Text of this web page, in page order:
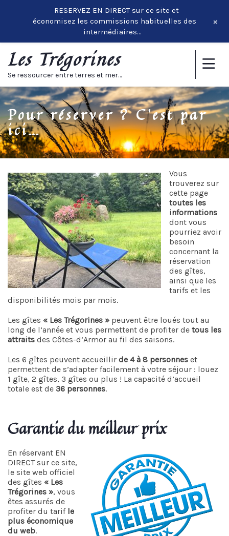
Les Trégorines
Se ressourcer entre terres et mer…
Pour réserver ? C’est par
ici…
Vous
trouverez sur
cette page
toutes les
informations
dont vous
pourriez avoir
besoin
concernant la
réservation
des gîtes,
ainsi que les
tarifs et les
disponibilités mois par mois.
Les gîtes « Les Trégorines » peuvent être loués tout au
long de l’année et vous permettent de profiter de tous les
attraits des Côtes-d’Armor au fil des saisons.
Les 6 gîtes peuvent accueillir de 4 à 8 personnes et
permettent de s’adapter facilement à votre séjour : louez
1 gîte, 2 gîtes, 3 gîtes ou plus ! La capacité d’accueil
totale est de 36 personnes.
Garantie du meilleur prix
En réservant EN
DIRECT sur ce site,
le site web officiel
des gîtes « Les
Trégorines », vous
êtes assurés de
profiter du tarif le
plus économique
du web.
RESERVEZ EN DIRECT sur ce site et
économisez les commissions habituelles des
intermédiaires…
+